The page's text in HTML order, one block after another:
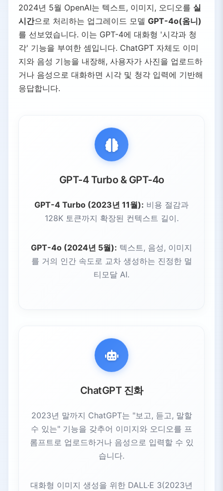
2024년 5월 OpenAI는 텍스트, 이미지, 오디오를 실
시간으로 처리하는 업그레이드 모델 GPT-4o(옴니)
를 선보였습니다. 이는 GPT-4에 대화형 '시각과 청
각' 기능을 부여한 셈입니다. ChatGPT 자체도 이미
지와 음성 기능을 내장해, 사용자가 사진을 업로드하
거나 음성으로 대화하면 시각 및 청각 입력에 기반해
응답합니다.
GPT-4 Turbo & GPT-4o
GPT-4 Turbo (2023년 11월): 비용 절감과
128K 토큰까지 확장된 컨텍스트 길이.
GPT-4o (2024년 5월): 텍스트, 음성, 이미지
를 거의 인간 속도로 교차 생성하는 진정한 멀
티모달 AI.
ChatGPT 진화
2023년 말까지 ChatGPT는 "보고, 듣고, 말할
수 있는" 기능을 갖추어 이미지와 오디오를 프
롬프트로 업로드하거나 음성으로 입력할 수 있
습니다.
대화형 이미지 생성을 위한 DALL·E 3(2023년